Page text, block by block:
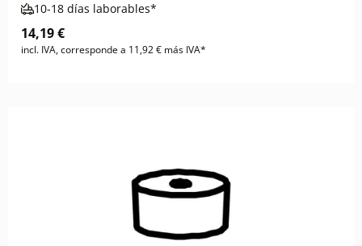
10-18 días laborables*
14,19 €
incl. IVA, corresponde a 11,92 € más IVA*